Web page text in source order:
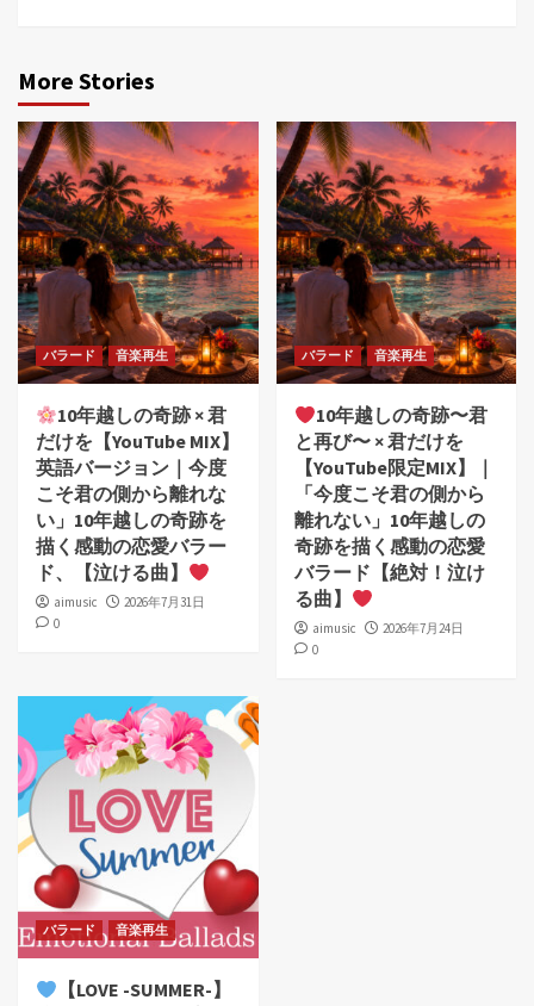
More Stories
バラード 音楽再生
10年越しの奇跡 × 君
だけを【YouTube MIX】
英語バージョン｜今度
こそ君の側から離れな
い」10年越しの奇跡を
描く感動の恋愛バラー
ド、【泣ける曲】
aimusic
2026年7月31日
0
バラード 音楽再生
10年越しの奇跡〜君
と再び〜 × 君だけを
【YouTube限定MIX】｜
「今度こそ君の側から
離れない」10年越しの
奇跡を描く感動の恋愛
バラード【絶対！泣け
る曲】
aimusic
2026年7月24日
0
バラード 音楽再生
【LOVE -SUMMER-】